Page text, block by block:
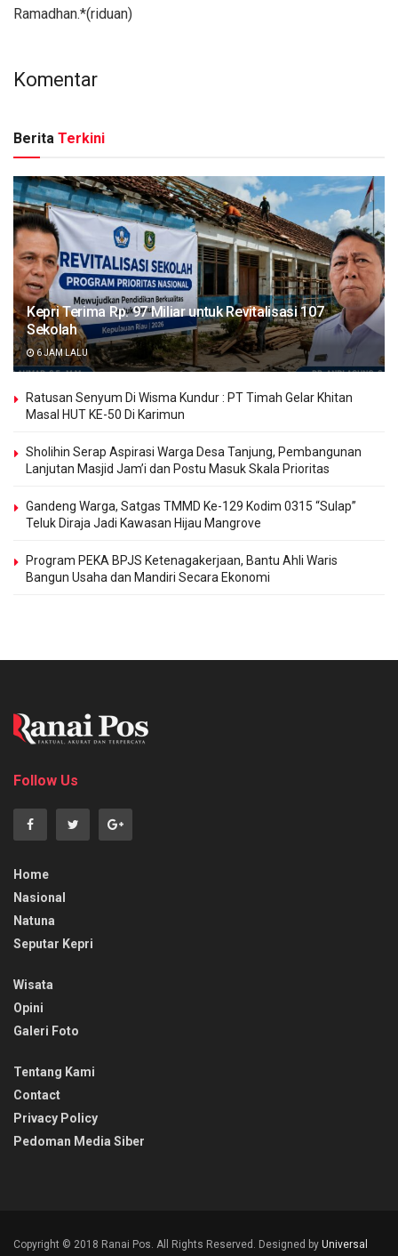
Ramadhan.*(riduan)
Komentar
Berita Terkini
Kepri Terima Rp. 97 Miliar untuk Revitalisasi 107
Sekolah
6 JAM LALU
Ratusan Senyum Di Wisma Kundur : PT Timah Gelar Khitan
Masal HUT KE-50 Di Karimun
Sholihin Serap Aspirasi Warga Desa Tanjung, Pembangunan
Lanjutan Masjid Jam’i dan Postu Masuk Skala Prioritas
Gandeng Warga, Satgas TMMD Ke-129 Kodim 0315 “Sulap”
Teluk Diraja Jadi Kawasan Hijau Mangrove
Program PEKA BPJS Ketenagakerjaan, Bantu Ahli Waris
Bangun Usaha dan Mandiri Secara Ekonomi
Follow Us
Home
Nasional
Natuna
Seputar Kepri
Wisata
Opini
Galeri Foto
Tentang Kami
Contact
Privacy Policy
Pedoman Media Siber
Copyright © 2018 Ranai Pos. All Rights Reserved. Designed by Universal